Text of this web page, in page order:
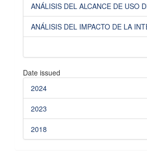
ANÁLISIS DEL ALCANCE DE USO
ANÁLISIS DEL IMPACTO DE LA
Date issued
2024
2023
2018